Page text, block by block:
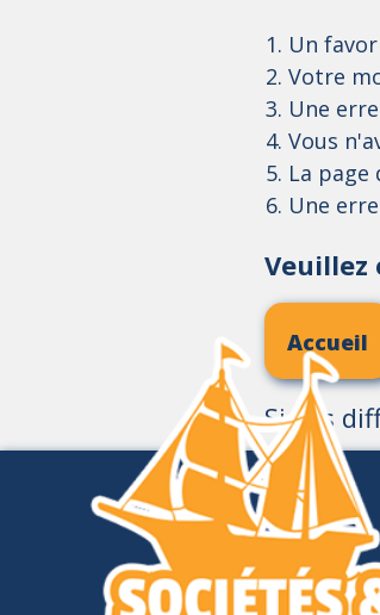
Un
Votre
Une
Vous
La page
Une
Veuillez
Accueil
Si vos